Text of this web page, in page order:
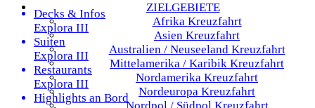
ZIELGEBIETE
Afrika Kreuzfahrt
Asien Kreuzfahrt
Australien / Neuseeland Kreuzfahrt
Mittelamerika / Karibik Kreuzfahrt
Nordamerika Kreuzfahrt
Nordeuropa Kreuzfahrt
Decks & Infos
Explora III
Suiten
Explora III
Restaurants
Explora III
Highlights an Bord